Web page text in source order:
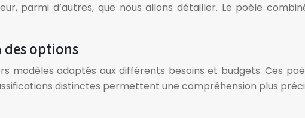
parmi d’autres, que nous allons détailler. Le poêle
des options
modèles adaptés aux différents besoins et budgets. Ces
distinctes permettent une compréhension plus